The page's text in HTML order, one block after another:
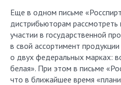
Еще в одном письме
дистрибьюторам
участии в государственной
в свой ассортимент
о двух федеральных марках:
белая». При этом в письме
что в ближайшее время